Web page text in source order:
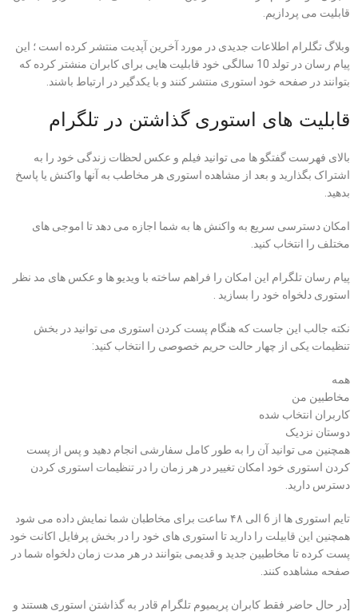
قابلیت می پردازیم.
وبلاگ تگلرام اطلاعات جدیدی در مورد آخرین آپدیت منتشر کرده است ؛ این
پیام رسان در تولد 10 سالگی خود قابلیت هایی برای کابران منشتر کرده که
بتوانند در صفحه خود استوری منتشر کنند و با یکدگیر در ارتباط باشند.
قابلیت های استوری گذاشتن در تلگرام
بالای فهرست گفتگو ها می توانید فیلم و عکس لحظات زندگی خود را به
اشتراک بگذارید و بعد از مشاهده استوری هر مخاطب به آنها واکنش یا پاسخ
بدهید.
امکان دسترسی سریع به واکنش ها به شما اجازه می دهد تا اموجی های
مختلف را انتخاب کنید.
پیام رسان تلگرام این امکان را فراهم ساخته با ویدیو ها و عکس های مد نظر
استوری دلخواه خود را بسازید .
نکته جالب این جاست که هنگام پست کردن استوری می توانید در بخش
تنظیمات یکی از چهار حالت حریم خصوصی را انتخاب کنید:
همه
مخاطبین من
کاربران انتخاب شده
دوستان نزدیک
همچنین می توانید آن را به طور کامل سفارشی انجام دهید و پس از پست
کردن استوری خود امکان تغییر در هر زمان را در تنظیمات استوری کردن
دسترس دارید.
تایم استوری ها از 6 الی ۴۸ ساعت برای مخاطبان شما نمایش داده می شود
همچنین این قابیلت را دارید تا استوری های خود را در بخش پرفایل اکانت خود
پست کرده تا مخاطبین جدید و قدیمی بتوانند در هر مدت زمان دلخواه شما در
صفحه مشاهده کنند.
[در حال حاضر فقط کابران پریمیوم تلگرام قادر به گذاشتن استوری هستند و